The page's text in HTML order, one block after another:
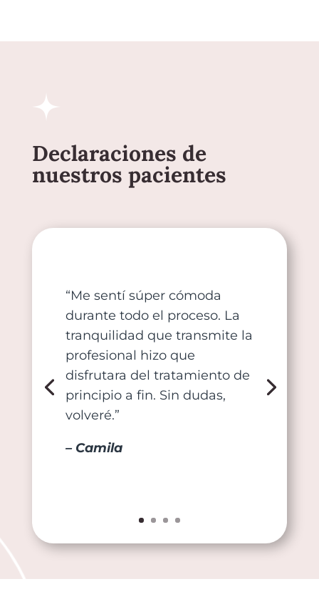
Declaraciones de
nuestros pacientes
“Me sentí súper cómoda
durante todo el proceso. La
tranquilidad que transmite la
profesional hizo que
disfrutara del tratamiento de
principio a fin. Sin dudas,
volveré.”
– Camila